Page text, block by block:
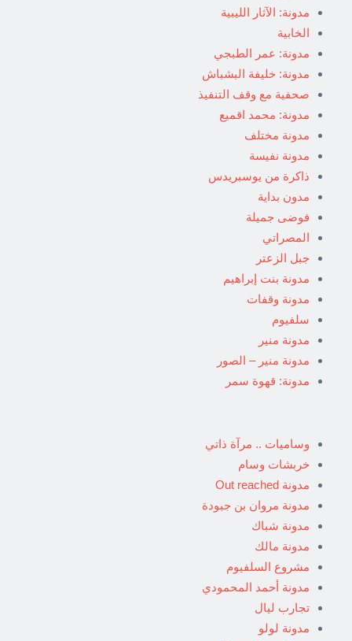
مدونة: الآثار الليبية
الخابية
مدونة: عمر الطبجي
مدونة: خليفة البشباش
صحفية مع وقف التنفيذ
مدونة: محمد اقميع
مدونة مختلف
مدونة نفيسة
ذاكرة من يوسبريدس
مدون بداية
فوضى جميلة
المصراتي
جبل الزعتر
مدونة بنت إبراهيم
مدونة وقفات
سلفيوم
مدونة منير
مدونة منير – الصور
مدونة: قهوة سمر
وساميات .. مرآة ذاتي
خربشات وسام
مدونة Out reached
مدونة مروان بن جبودة
مدونة شباك
مدونة مالك
مشروع السلفيوم
مدونة أحمد المحمودي
تجارب ليال
مدونة لولو